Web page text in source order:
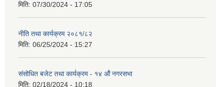
मिति: 07/30/2024 - 17:05
नीति तथा कार्यक्रम २०८१/८२
मिति: 06/25/2024 - 15:27
संसोधित बजेट तथा कार्यक्रम - १४ औं नगरसभा
मिति: 02/18/2024 - 10:18